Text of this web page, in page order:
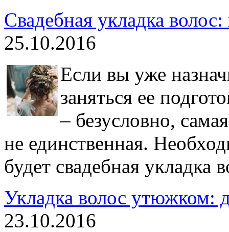
Свадебная укладка
25.10.2016
Если вы уже
заняться ее
– безусловно,
не единственная.
будет свадебная укладка
Укладка волос
23.10.2016